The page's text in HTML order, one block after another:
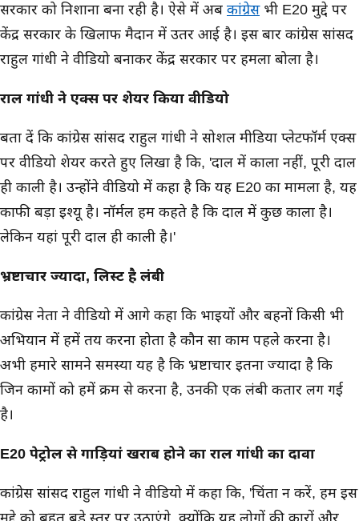
सरकार को निशाना बना रही है। ऐसे में अब कांग्रेसभी E20 मुद्दे पर
केंद्र सरकार के खिलाफ मैदान में उतर आई है। इस बार कांग्रेस सांसद
राहुल गांधी ने वीडियो बनाकर केंद्र सरकार पर हमला बोला है।
राहुल गांधी ने एक्स पर शेयर किया वीडियो
बता दें कि कांग्रेस सांसद राहुल गांधी ने सोशल मीडिया प्लेटफॉर्म एक्स
पर वीडियो शेयर करते हुए लिखा है कि, 'दाल में काला नहीं, पूरी दाल
ही काली है। उन्होंने वीडियो में कहा है कि यह E20 का मामला है, यह
काफी बड़ा इश्यू है। नॉर्मल हम कहते है कि दाल में कुछ काला है।
लेकिन यहां पूरी दाल ही काली है।'
भ्रष्टाचार ज्यादा, लिस्ट है लंबी
कांग्रेस नेता ने वीडियो में आगे कहा कि भाइयों और बहनों किसी भी
अभियान में हमें तय करना होता है कौन सा काम पहले करना है।
अभी हमारे सामने समस्या यह है कि भ्रष्टाचार इतना ज्यादा है कि
जिन कामों को हमें क्रम से करना है, उनकी एक लंबी कतार लग गई
है।
E20 पेट्रोल से गाड़ियां खराब होने का राहुल गांधी का दावा
कांग्रेस सांसद राहुल गांधी ने वीडियो में कहा कि, 'चिंता न करें, हम इस
मुद्दे को बहुत बडे स्तर पर उठाएंगे. क्योंकि यह लोगों की कारों और